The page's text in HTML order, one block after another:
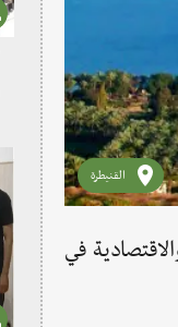
القنيطرة
في